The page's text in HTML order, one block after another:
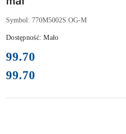
Symbol: 770M5002S OG-M
Dostępność:Mało
cena:
99.70
Cena:
99.70